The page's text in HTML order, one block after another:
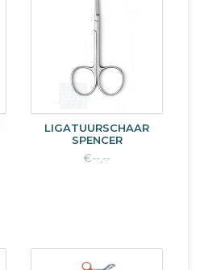
LIGATUURSCHAAR
SPENCER
€--,--